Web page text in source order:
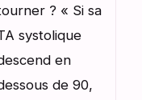
? « Si sa
systolique
en
de 90,